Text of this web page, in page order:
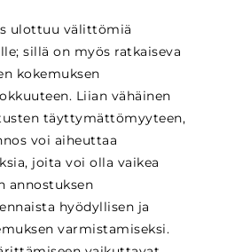
ulottuu välittömiä
sillä on myös ratkaiseva
kokemuksen
Liian vähäinen
täyttymättömyyteen,
voi aiheuttaa
joita voi olla vaikea
annostuksen
hyödyllisen ja
varmistamiseksi.